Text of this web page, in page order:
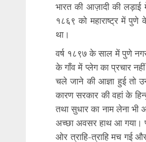
भारत की आज़ादी की लड़ाई
१८६९ को महाराष्ट्र में
था।
वर्ष १८९७ के साल में पुणे
के गाँव में प्लेग का प्रचार
चले जाने की आज्ञा हुई तो
कारण सरकार की वहां के
तथा सुधार का नाम लेना भी
अच्छा अवसर हाथ आ गया।
ओर त्राहि-त्राहि मच गई